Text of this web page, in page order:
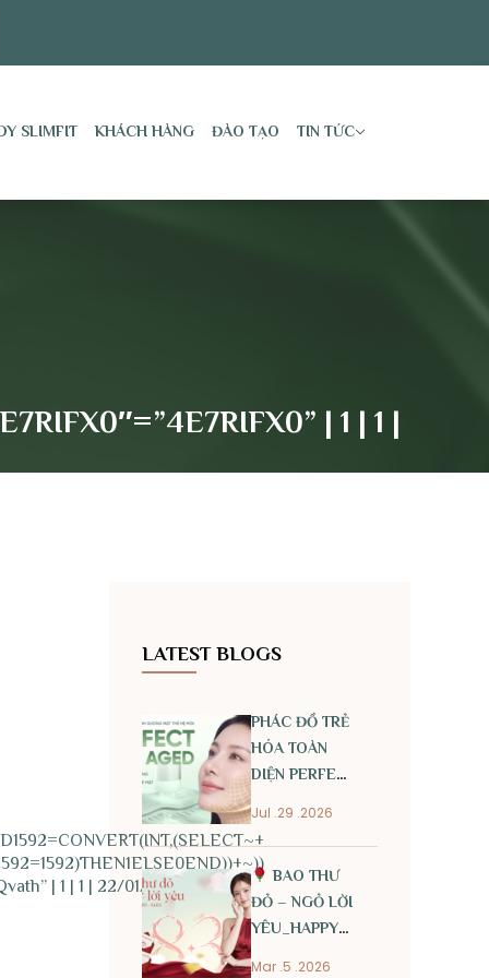
SLIMFIT KHÁCH HÀNG ĐÀO TẠO TIN TỨC
| 1 | 1 |
| 1 | 1 | 22/01/2026 13:19
LATEST BLOGS
PHÁC ĐỒ TRẺ
HÓA TOÀN
DIỆN PERFECT
Jul .29 .2026
BAO THƯ
ĐỎ – NGỎ LỜI
YÊU_HAPPY
Mar .5 .2026